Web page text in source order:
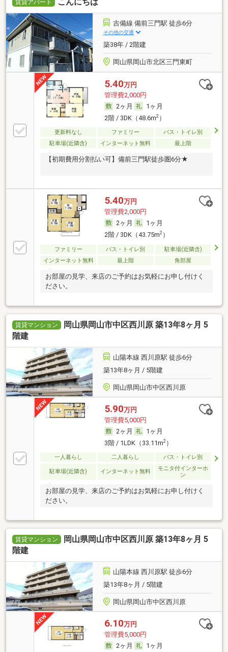
賃貸アパート
吉備線 備前三門駅 徒歩6分
その他の交通
築38年 / 2階建
岡山県岡山市北区三門東町
5.40万円
管理費2,000円
2ヶ月
1ヶ月
2階 / 3DK（48.6m2）
更新料なし ファミリー
バス・トイレ別
駐車場(近隣含)
インターネット無料 最上階
【初期費用分割払い可】備前三門駅徒歩圏6分★
5.40万円
管理費2,000円
2ヶ月
1ヶ月
2階 / 3DK（43.75m2）
ファミリー バス・トイレ別
駐車場(近隣含)
インターネット無料
最上階 角部屋
お部屋の見学、来店のご予約はお気軽にお申し付けく
ださい。
賃貸マンション
岡山県岡山市中区西川原 築13年8ヶ月 5
階建
山陽本線 西川原駅 徒歩6分
築13年8ヶ月 / 5階建
岡山県岡山市中区西川原
5.90万円
管理費5,000円
2ヶ月
1ヶ月
3階 / 1LDK（33.11m2）
一人暮らし 二人暮らし バス・トイレ別
駐車場(近隣含) インターネット無料
モニタ付インターホ
ン
お部屋の見学、来店のご予約はお気軽にお申し付けく
ださい。
賃貸マンション
岡山県岡山市中区西川原 築13年8ヶ月 5
階建
山陽本線 西川原駅 徒歩6分
築13年8ヶ月 / 5階建
岡山県岡山市中区西川原
6.10万円
管理費5,000円
2ヶ月
1ヶ月